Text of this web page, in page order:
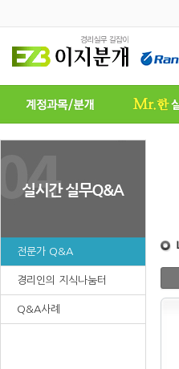
전문가 Q&A
경리인의 지식나눔터
Q&A사례